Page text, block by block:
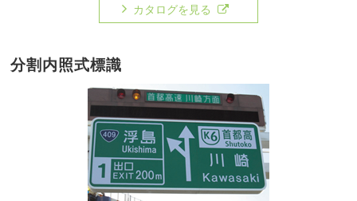
カタログを見る
分割内照式標識